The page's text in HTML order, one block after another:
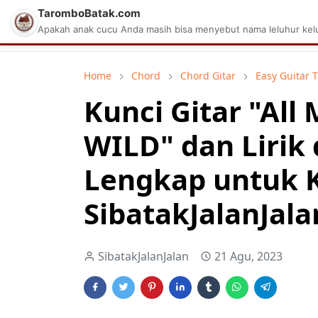
Matius Celcius Sinaga Aplikasi
Home Chord Chord Gitar Easy Guitar
Kunci Gitar "All
WILD" dan Lirik
Lengkap untuk
SibatakJalanJalan 21 Agu, 2023
TaromboBatak.com
Apakah anak cucu Anda masih bisa menyebut nama leluhur